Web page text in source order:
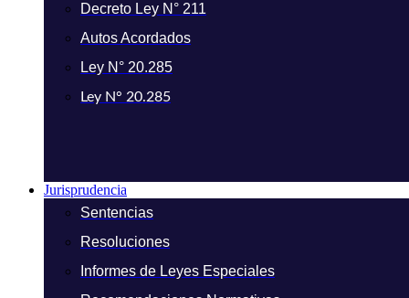
Decreto Ley N° 211
Autos Acordados
Ley N° 20.285
Ley N° 20.285
Jurisprudencia
Sentencias
Resoluciones
Informes de Leyes Especiales